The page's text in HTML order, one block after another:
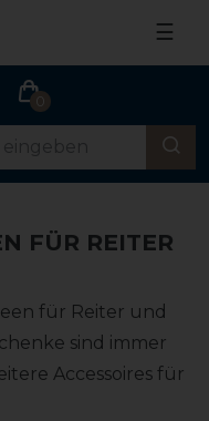
☰
0
FÜR REITER
für Reiter und
sind immer
Accessoires für